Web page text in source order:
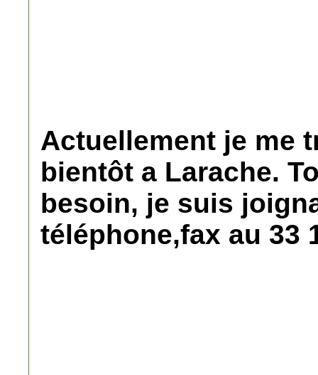
Actuellement je me
bientôt a Larache.
besoin, je suis
téléphone,fax au 33